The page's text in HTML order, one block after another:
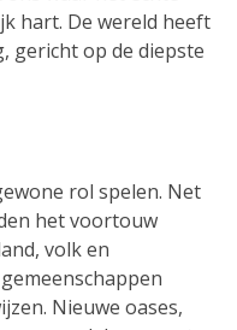
hart. De wereld heeft
gericht op de diepste
rol spelen. Net
het voortouw
volk en
Nieuwe oases,